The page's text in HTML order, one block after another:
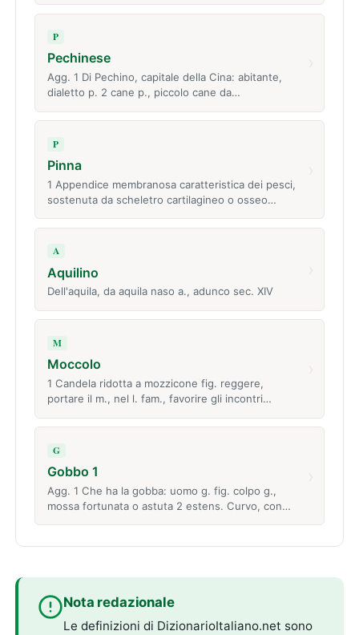
P
Pechinese
Agg. 1 Di Pechino, capitale della Cina: abitante,
dialetto p. 2 cane p., piccolo cane da…
P
Pinna
1 Appendice membranosa caratteristica dei pesci,
sostenuta da scheletro cartilagineo o osseo…
A
Aquilino
Dell'aquila, da aquila naso a., adunco sec. XIV
M
Moccolo
1 Candela ridotta a mozzicone fig. reggere,
portare il m., nel l. fam., favorire gli incontri…
G
Gobbo 1
Agg. 1 Che ha la gobba: uomo g. fig. colpo g.,
mossa fortunata o astuta 2 estens. Curvo, con…
Nota redazionale
Le definizioni di DizionarioItaliano.net sono